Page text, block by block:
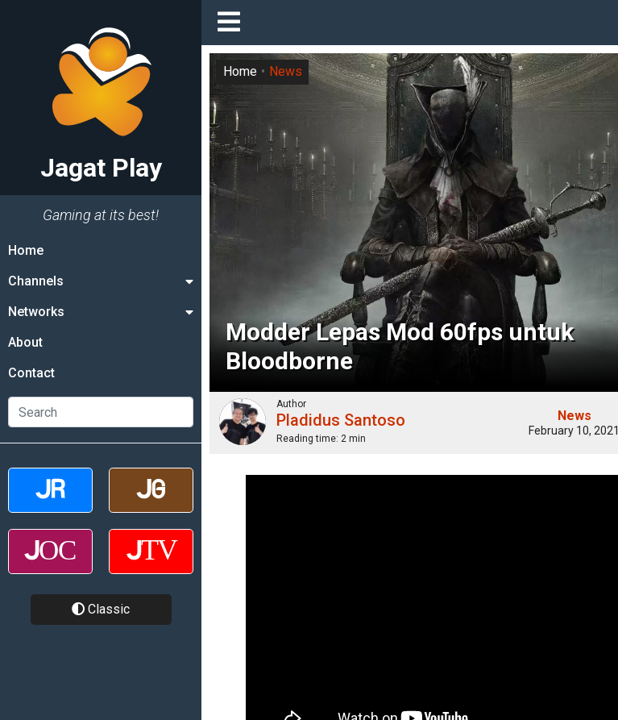
Jagat Play
Gaming at its best!
Home
Channels
Networks
About
Contact
Classic
Modder Lepas Mod 60fps untuk
Bloodborne
Home News
Author
Pladidus Santoso
Reading time: 2 min
News
February 10, 2021